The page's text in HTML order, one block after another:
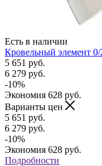
Есть в наличии
Кровельный элемент
5 651 руб.
6 279 руб.
-10%
Экономия 628 руб.
Варианты цен
5 651 руб.
6 279 руб.
-10%
Экономия 628 руб.
Подробности